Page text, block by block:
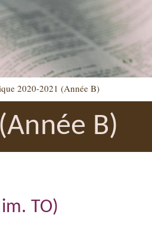
2020-2021 (Année B)
B)
TO)